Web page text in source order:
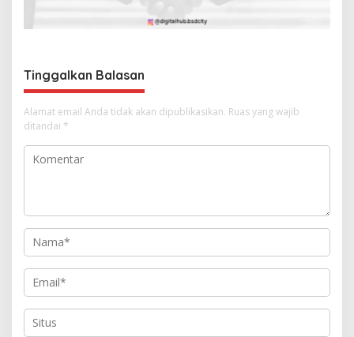
p
s
Tinggalkan Balasan
Alamat email Anda tidak akan dipublikasikan. Ruas yang wajib
ditandai *